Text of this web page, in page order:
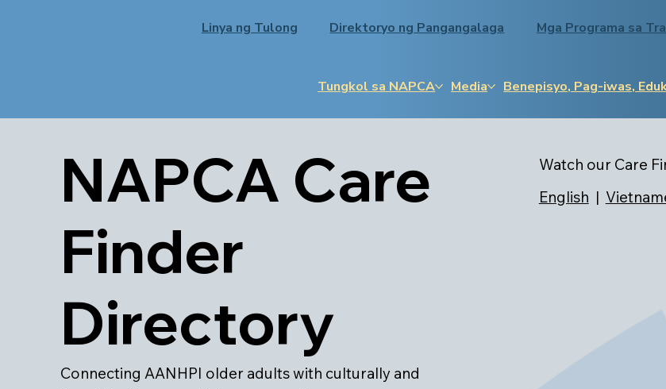
Linya ng Tulong Direktoryo ng Pangangalaga Mga Programa sa
Tungkol sa NAPCA Media Benepisyo, Pag-iwas,
NAPCA Care
Finder
Directory
Connecting AANHPI older adults with culturally and
Watch our Care
English |